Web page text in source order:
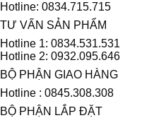
Hotline: 0834.715.715
TƯ VẤN SẢN PHẨM
Hotline 1: 0834.531.531
Hotline 2: 0932.095.646
BỘ PHẬN GIAO HÀNG
Hotline : 0845.308.308
BỘ PHẬN LẮP ĐẶT